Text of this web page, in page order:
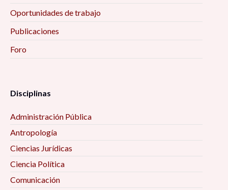
Oportunidades de trabajo
Publicaciones
Foro
Disciplinas
Administración Pública
Antropología
Ciencias Jurídicas
Ciencia Política
Comunicación